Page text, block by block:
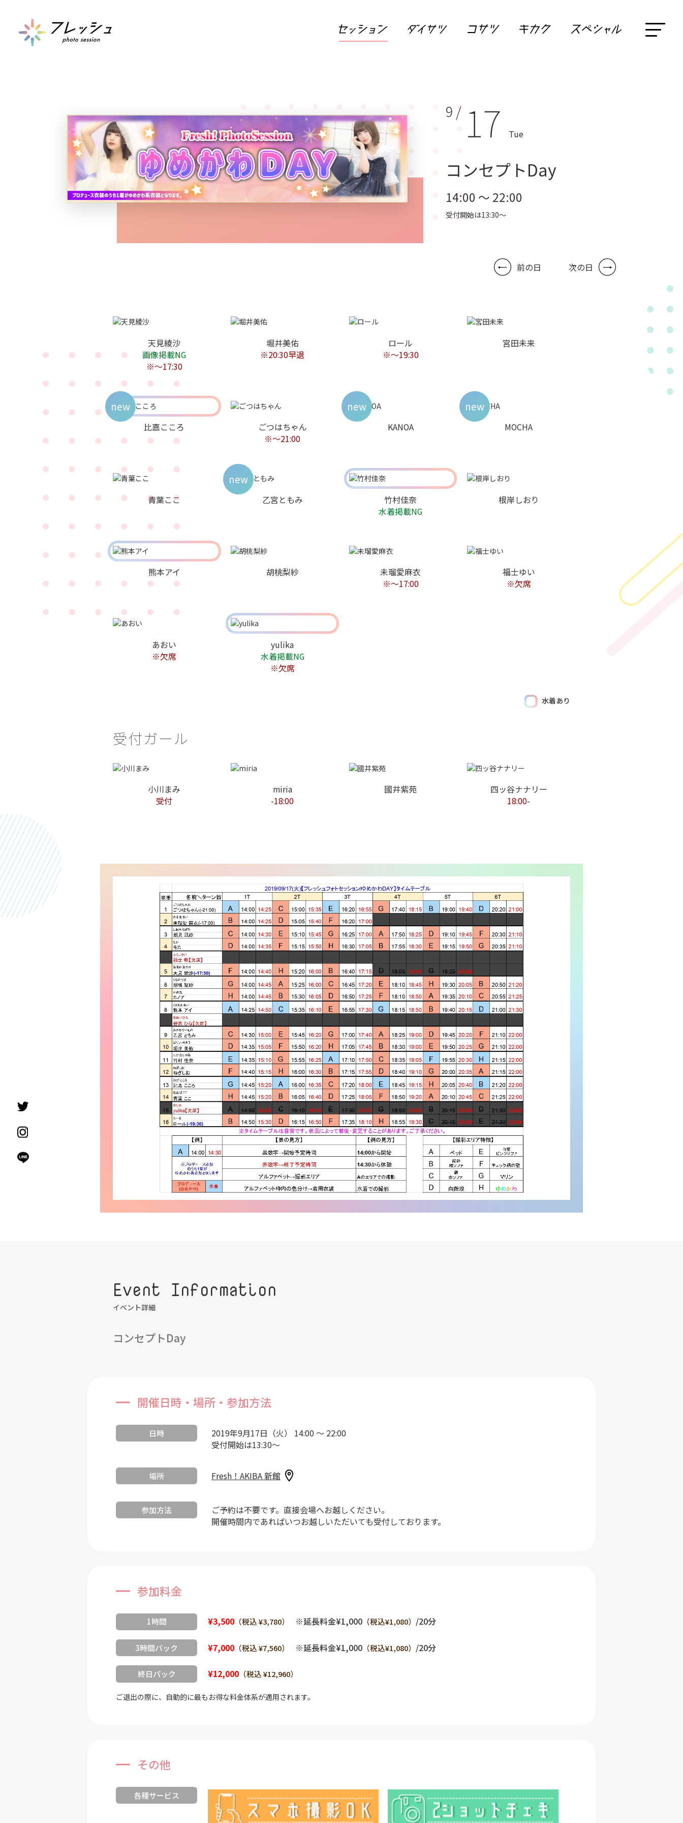
9 / 17 Tue
コンセプトDay
14:00 ～ 22:00
受付開始は13:30～
前の日 次の日
天見綾沙
画像掲載NG
※〜17:30
堀井美佑
※20:30早退
ロール
※〜19:30
宮田未来
比嘉こころ
new
ごつはちゃん
※～21:00
KANOA
new
MOCHA
new
青葉ここ 乙宮ともみ
new
竹村佳奈
水着掲載NG
根岸しおり
熊本アイ 胡桃梨紗
未瑠愛麻衣
※〜17:00
福士ゆい
※欠席
あおい
※欠席
yulika
水着掲載NG
※欠席
水着あり
受付ガール
小川まみ
受付
miria
-18:00
國井紫苑
四ッ谷ナナリー
18:00-
Event Information
イベント詳細
コンセプトDay
開催日時・場所・参加方法
日時
2019年9月17日（火） 14:00 ～ 22:00
受付開始は13:30～
場所 Fresh！AKIBA 新館
参加方法
ご予約は不要です。直接会場へお越しください。
開催時間内であればいつお越しいただいても受付しております。
参加料金
1時間 ¥3,500 （税込 ¥3,780） ※延長料金¥1,000 （税込¥1,080） /20分
3時間パック ¥7,000 （税込 ¥7,560） ※延長料金¥1,000 （税込¥1,080） /20分
終日パック ¥12,000 （税込 ¥12,960）
ご退出の際に、自動的に最もお得な料金体系が適用されます。
その他
各種サービス